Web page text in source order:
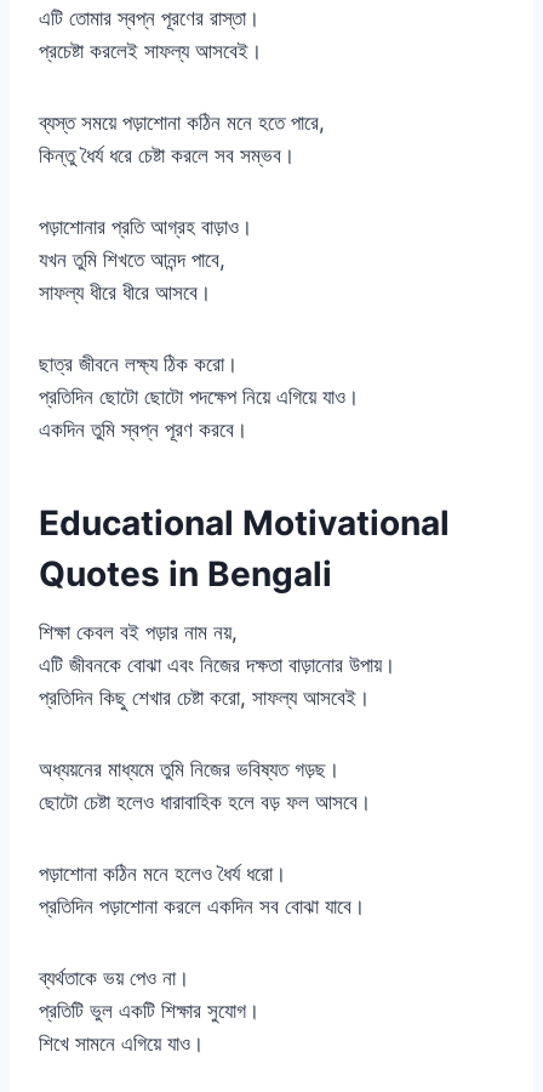
এটি তোমার স্বপ্ন পূরণের রাস্তা।
প্রচেষ্টা করলেই সাফল্য আসবেই।
ব্যস্ত সময়ে পড়াশোনা কঠিন মনে হতে পারে,
কিন্তু ধৈর্য ধরে চেষ্টা করলে সব সম্ভব।
পড়াশোনার প্রতি আগ্রহ বাড়াও।
যখন তুমি শিখতে আনন্দ পাবে,
সাফল্য ধীরে ধীরে আসবে।
ছাত্র জীবনে লক্ষ্য ঠিক করো।
প্রতিদিন ছোটো ছোটো পদক্ষেপ নিয়ে এগিয়ে যাও।
একদিন তুমি স্বপ্ন পূরণ করবে।
Educational Motivational
Quotes in Bengali
শিক্ষা কেবল বই পড়ার নাম নয়,
এটি জীবনকে বোঝা এবং নিজের দক্ষতা বাড়ানোর উপায়।
প্রতিদিন কিছু শেখার চেষ্টা করো, সাফল্য আসবেই।
অধ্যয়নের মাধ্যমে তুমি নিজের ভবিষ্যত গড়ছ।
ছোটো চেষ্টা হলেও ধারাবাহিক হলে বড় ফল আসবে।
পড়াশোনা কঠিন মনে হলেও ধৈর্য ধরো।
প্রতিদিন পড়াশোনা করলে একদিন সব বোঝা যাবে।
ব্যর্থতাকে ভয় পেও না।
প্রতিটি ভুল একটি শিক্ষার সুযোগ।
শিখে সামনে এগিয়ে যাও।